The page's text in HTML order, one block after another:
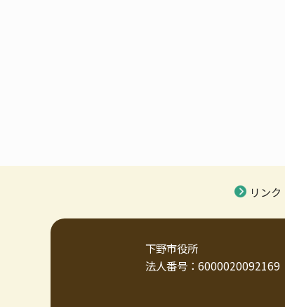
リン
下野市役所
法人番号：6000020092169